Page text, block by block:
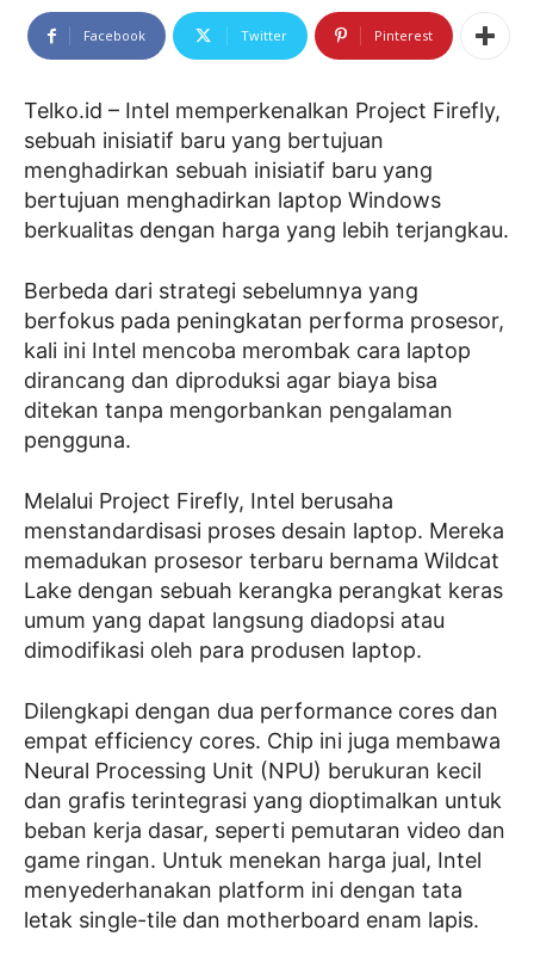
Facebook Twitter Pinterest
Telko.id – Intel memperkenalkan Project Firefly,
sebuah inisiatif baru yang bertujuan
menghadirkan sebuah inisiatif baru yang
bertujuan menghadirkan laptop Windows
berkualitas dengan harga yang lebih terjangkau.
Berbeda dari strategi sebelumnya yang
berfokus pada peningkatan performa prosesor,
kali ini Intel mencoba merombak cara laptop
dirancang dan diproduksi agar biaya bisa
ditekan tanpa mengorbankan pengalaman
pengguna.
Melalui Project Firefly, Intel berusaha
menstandardisasi proses desain laptop. Mereka
memadukan prosesor terbaru bernama Wildcat
Lake dengan sebuah kerangka perangkat keras
umum yang dapat langsung diadopsi atau
dimodifikasi oleh para produsen laptop.
Dilengkapi dengan dua performance cores dan
empat efficiency cores. Chip ini juga membawa
Neural Processing Unit (NPU) berukuran kecil
dan grafis terintegrasi yang dioptimalkan untuk
beban kerja dasar, seperti pemutaran video dan
game ringan. Untuk menekan harga jual, Intel
menyederhanakan platform ini dengan tata
letak single-tile dan motherboard enam lapis.